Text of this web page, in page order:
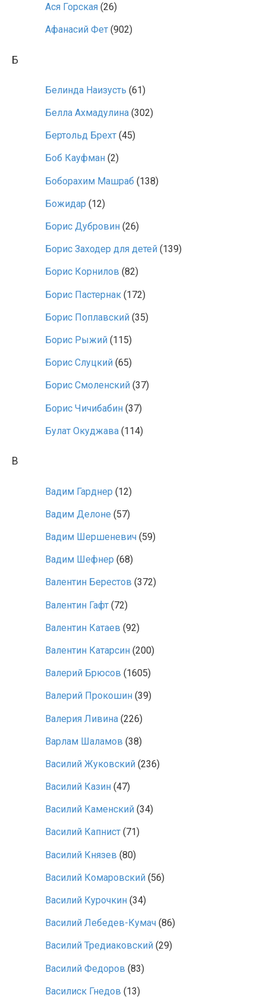
Ася Горская (26)
Афанасий Фет (902)
Б
Белинда Наизусть (61)
Белла Ахмадулина (302)
Бертольд Брехт (45)
Боб Кауфман (2)
Боборахим Машраб (138)
Божидар (12)
Борис Дубровин (26)
Борис Заходер для детей (139)
Борис Корнилов (82)
Борис Пастернак (172)
Борис Поплавский (35)
Борис Рыжий (115)
Борис Слуцкий (65)
Борис Смоленский (37)
Борис Чичибабин (37)
Булат Окуджава (114)
В
Вадим Гарднер (12)
Вадим Делоне (57)
Вадим Шершеневич (59)
Вадим Шефнер (68)
Валентин Берестов (372)
Валентин Гафт (72)
Валентин Катаев (92)
Валентин Катарсин (200)
Валерий Брюсов (1605)
Валерий Прокошин (39)
Валерия Ливина (226)
Варлам Шаламов (38)
Василий Жуковский (236)
Василий Казин (47)
Василий Каменский (34)
Василий Капнист (71)
Василий Князев (80)
Василий Комаровский (56)
Василий Курочкин (34)
Василий Лебедев-Кумач (86)
Василий Тредиаковский (29)
Василий Федоров (83)
Василиск Гнедов (13)